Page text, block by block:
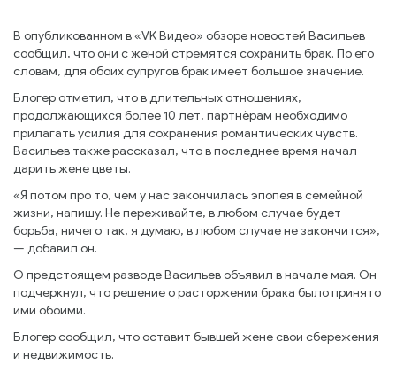
В опубликованном в «VK Видео» обзоре новостей Васильев
сообщил, что они с женой стремятся сохранить брак. По его
словам, для обоих супругов брак имеет большое значение.
Блогер отметил, что в длительных отношениях,
продолжающихся более 10 лет, партнёрам необходимо
прилагать усилия для сохранения романтических чувств.
Васильев также рассказал, что в последнее время начал
дарить жене цветы.
«Я потом про то, чем у нас закончилась эпопея в семейной
жизни, напишу. Не переживайте, в любом случае будет
борьба, ничего так, я думаю, в любом случае не закончится»,
— добавил он.
О предстоящем разводе Васильев объявил в начале мая. Он
подчеркнул, что решение о расторжении брака было принято
ими обоими.
Блогер сообщил, что оставит бывшей жене свои сбережения
и недвижимость.